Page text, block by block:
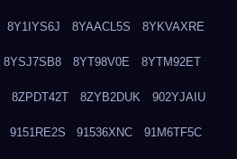
8Y1IYS6J 8YAACL5S 8YKVAXRE
8YSJ7SB8 8YT98V0E 8YTM92ET
8ZPDT42T 8ZYB2DUK 902YJAIU
9151RE2S 91536XNC 91M6TF5C